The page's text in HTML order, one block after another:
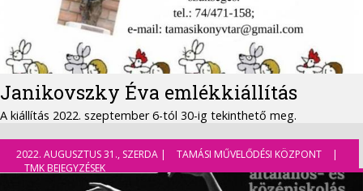
Janikovszky Éva emlékkiállítás
A kiállítás 2022. szeptember 6-tól 30-ig tekinthető meg.
2022. AUGUSZTUS 31., SZERDA | TAMÁSI MŰVELŐDÉSI KÖZPONT
|
TMK BEJEGYZÉSEK